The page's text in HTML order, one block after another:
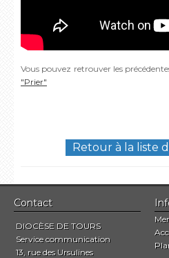
Vous pouvez retrouver les
"Prier"
Retour à la liste
Contact
DIOCÈSE DE TOURS
Service communication
13, rue des Ursulines